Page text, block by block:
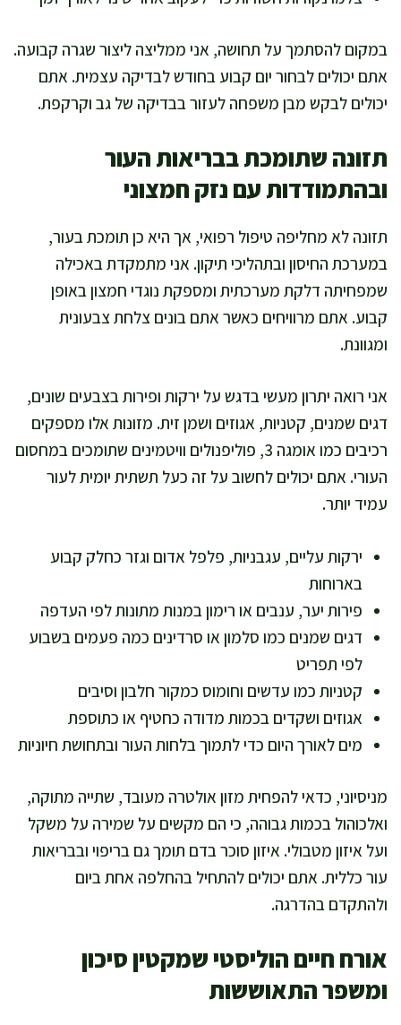
במקום להסתמך על תחושה, אני ממליצה ליצור שגרה קבועה.
אתם יכולים לבחור יום קבוע בחודש לבדיקה עצמית. אתם
יכולים לבקש מבן משפחה לעזור בבדיקה של גב וקרקפת.
תזונה שתומכת בבריאות העור
ובהתמודדות עם נזק חמצוני
תזונה לא מחליפה טיפול רפואי, אך היא כן תומכת בעור,
במערכת החיסון ובתהליכי תיקון. אני מתמקדת באכילה
שמפחיתה דלקת מערכתית ומספקת נוגדי חמצון באופן
קבוע. אתם מרוויחים כאשר אתם בונים צלחת צבעונית
ומגוונת.
אני רואה יתרון מעשי בדגש על ירקות ופירות בצבעים שונים,
דגים שמנים, קטניות, אגוזים ושמן זית. מזונות אלו מספקים
רכיבים כמו אומגה 3, פוליפנולים וויטמינים שתומכים במחסום
העורי. אתם יכולים לחשוב על זה כעל תשתית יומית לעור
עמיד יותר.
ירקות עליים, עגבניות, פלפל אדום וגזר כחלק קבוע
בארוחות
פירות יער, ענבים או רימון במנות מתונות לפי העדפה
דגים שמנים כמו סלמון או סרדינים כמה פעמים בשבוע
לפי תפריט
קטניות כמו עדשים וחומוס כמקור חלבון וסיבים
אגוזים ושקדים בכמות מדודה כחטיף או כתוספת
מים לאורך היום כדי לתמוך בלחות העור ובתחושת חיוניות
מניסיוני, כדאי להפחית מזון אולטרה מעובד, שתייה מתוקה,
ואלכוהול בכמות גבוהה, כי הם מקשים על שמירה על משקל
ועל איזון מטבולי. איזון סוכר בדם תומך גם בריפוי ובבריאות
עור כללית. אתם יכולים להתחיל בהחלפה אחת ביום
ולהתקדם בהדרגה.
אורח חיים הוליסטי שמקטין סיכון
ומשפר התאוששות